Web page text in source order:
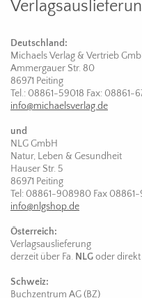
Deutschland:
Michaels Verlag & Vertrieb
Ammergauer Str. 80
86971 Peiting
Tel.: 08861-59018 Fax: 08861-
info@michaelsverlag.de
und
NLG GmbH
Natur, Leben & Gesundheit
Hauser Str. 5
86971 Peiting
Tel: 08861-908980 Fax 08861-
info@nlgshop.de
Österreich:
Verlagsauslieferung
derzeit über Fa. NLGoder
Schweiz:
Buchzentrum AG (BZ)